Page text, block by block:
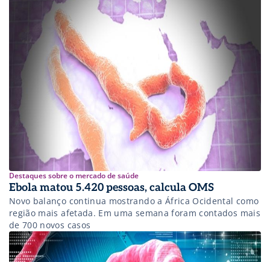
Destaques sobre o mercado de saúde
Ebola matou 5.420 pessoas, calcula OMS
Novo balanço continua mostrando a África Ocidental como
região mais afetada. Em uma semana foram contados mais
de 700 novos casos